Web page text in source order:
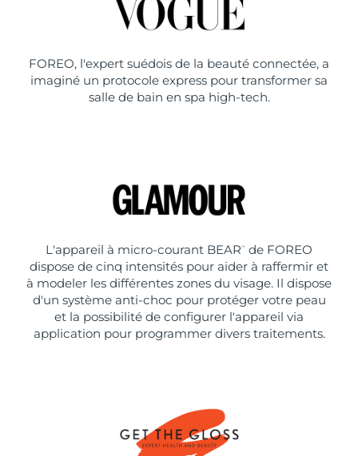
FOREO, l'expert suédois de la beauté connectée, a
imaginé un protocole express pour transformer sa
salle de bain en spa high-tech.
L'appareil à micro-courant BEAR ™
de FOREO
dispose de cinq intensités pour aider à raffermir et
à modeler les différentes zones du visage. Il dispose
d'un système anti-choc pour protéger votre peau
et la possibilité de configurer l'appareil via
application pour programmer divers traitements.